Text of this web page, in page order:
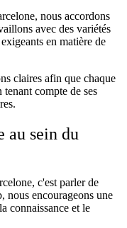
nous accordons
avec des variétés
en matière de
claires afin que chaque
compte de ses
au sein du
c'est parler de
nous encourageons une
connaissance et le